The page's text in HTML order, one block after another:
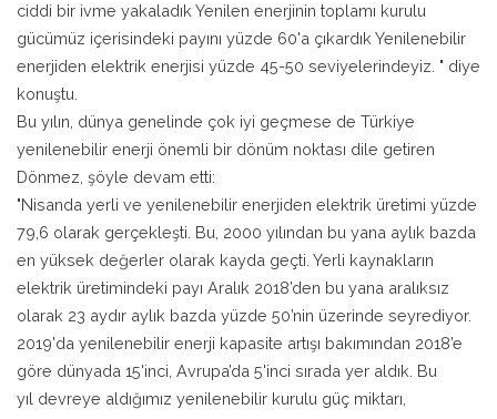
ciddi bir ivme yakaladık Yenilen enerjinin toplamı kurulu
gücümüz içerisindeki payını yüzde 60'a çıkardık Yenilenebilir
enerjiden elektrik enerjisi yüzde 45-50 seviyelerindeyiz. " diye
konuştu.
Bu yılın, dünya genelinde çok iyi geçmese de Türkiye
yenilenebilir enerji önemli bir dönüm noktası dile getiren
Dönmez, şöyle devam etti:
"Nisanda yerli ve yenilenebilir enerjiden elektrik üretimi yüzde
79,6 olarak gerçekleşti. Bu, 2000 yılından bu yana aylık bazda
en yüksek değerler olarak kayda geçti. Yerli kaynakların
elektrik üretimindeki payı Aralık 2018’den bu yana aralıksız
olarak 23 aydır aylık bazda yüzde 50’nin üzerinde seyrediyor.
2019'da yenilenebilir enerji kapasite artışı bakımından 2018’e
göre dünyada 15'inci, Avrupa’da 5'inci sırada yer aldık. Bu
yıl devreye aldığımız yenilenebilir kurulu güç miktarı,